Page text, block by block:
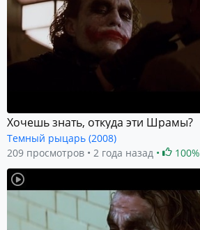
Хочешь знать, откуда эти Шрамы?
Темный рыцарь (2008)
209 просмотров
2 года назад 100%